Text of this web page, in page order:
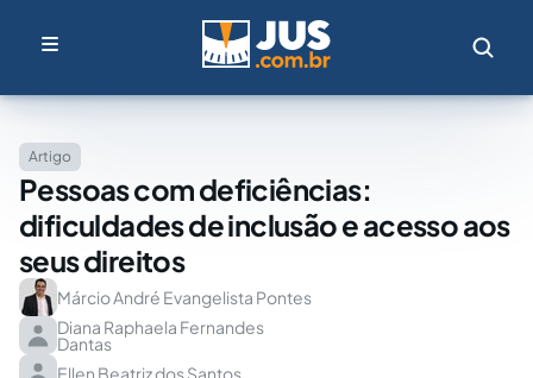
Artigo
Pessoas com deficiências:
dificuldades de inclusão e acesso aos
seus direitos
Márcio André Evangelista Pontes
Diana Raphaela Fernandes
Dantas
Ellen Beatriz dos Santos